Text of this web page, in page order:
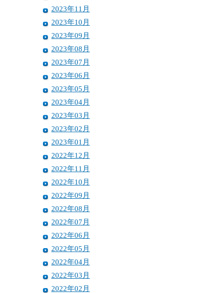
2023年11月
2023年10月
2023年09月
2023年08月
2023年07月
2023年06月
2023年05月
2023年04月
2023年03月
2023年02月
2023年01月
2022年12月
2022年11月
2022年10月
2022年09月
2022年08月
2022年07月
2022年06月
2022年05月
2022年04月
2022年03月
2022年02月